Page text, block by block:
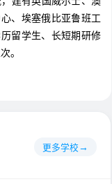
、埃塞俄比亚鲁班工
留学生、长短期研修
。
更多学校